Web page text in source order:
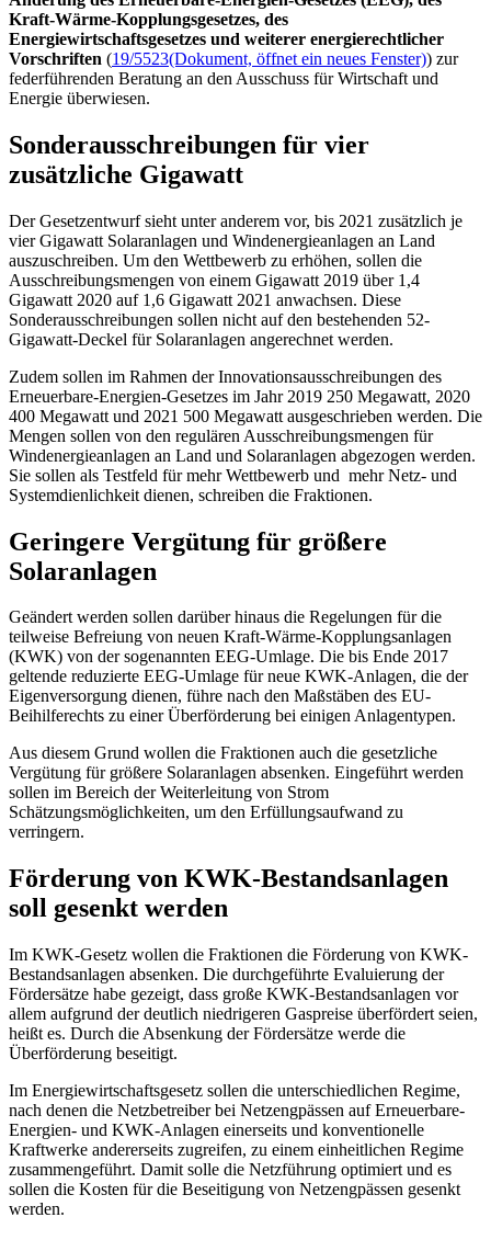
Kraft-Wärme-Kopplungsgesetzes, des
Energiewirtschaftsgesetzes und weiterer energierechtlicher
Vorschriften (19/5523(Dokument, öffnet ein neues Fenster)) zur
federführenden Beratung an den Ausschuss für Wirtschaft und
Energie überwiesen.
Sonderausschreibungen für vier
zusätzliche Gigawatt
Der Gesetzentwurf sieht unter anderem vor, bis 2021 zusätzlich je
vier Gigawatt Solaranlagen und Windenergieanlagen an Land
auszuschreiben. Um den Wettbewerb zu erhöhen, sollen die
Ausschreibungsmengen von einem Gigawatt 2019 über 1,4
Gigawatt 2020 auf 1,6 Gigawatt 2021 anwachsen. Diese
Sonderausschreibungen sollen nicht auf den bestehenden 52-
Gigawatt-Deckel für Solaranlagen angerechnet werden.
Zudem sollen im Rahmen der Innovationsausschreibungen des
Erneuerbare-Energien-Gesetzes im Jahr 2019 250 Megawatt, 2020
400 Megawatt und 2021 500 Megawatt ausgeschrieben werden. Die
Mengen sollen von den regulären Ausschreibungsmengen für
Windenergieanlagen an Land und Solaranlagen abgezogen werden.
Sie sollen als Testfeld für mehr Wettbewerb und mehr Netz- und
Systemdienlichkeit dienen, schreiben die Fraktionen.
Geringere Vergütung für größere
Solaranlagen
Geändert werden sollen darüber hinaus die Regelungen für die
teilweise Befreiung von neuen Kraft-Wärme-Kopplungsanlagen
(KWK) von der sogenannten EEG-Umlage. Die bis Ende 2017
geltende reduzierte EEG-Umlage für neue KWK-Anlagen, die der
Eigenversorgung dienen, führe nach den Maßstäben des EU-
Beihilferechts zu einer Überförderung bei einigen Anlagentypen.
Aus diesem Grund wollen die Fraktionen auch die gesetzliche
Vergütung für größere Solaranlagen absenken. Eingeführt werden
sollen im Bereich der Weiterleitung von Strom
Schätzungsmöglichkeiten, um den Erfüllungsaufwand zu
verringern.
Förderung von KWK-Bestandsanlagen
soll gesenkt werden
Im KWK-Gesetz wollen die Fraktionen die Förderung von KWK-
Bestandsanlagen absenken. Die durchgeführte Evaluierung der
Fördersätze habe gezeigt, dass große KWK-Bestandsanlagen vor
allem aufgrund der deutlich niedrigeren Gaspreise überfördert seien,
heißt es. Durch die Absenkung der Fördersätze werde die
Überförderung beseitigt.
Im Energiewirtschaftsgesetz sollen die unterschiedlichen Regime,
nach denen die Netzbetreiber bei Netzengpässen auf Erneuerbare-
Energien- und KWK-Anlagen einerseits und konventionelle
Kraftwerke andererseits zugreifen, zu einem einheitlichen Regime
zusammengeführt. Damit solle die Netzführung optimiert und es
sollen die Kosten für die Beseitigung von Netzengpässen gesenkt
werden.